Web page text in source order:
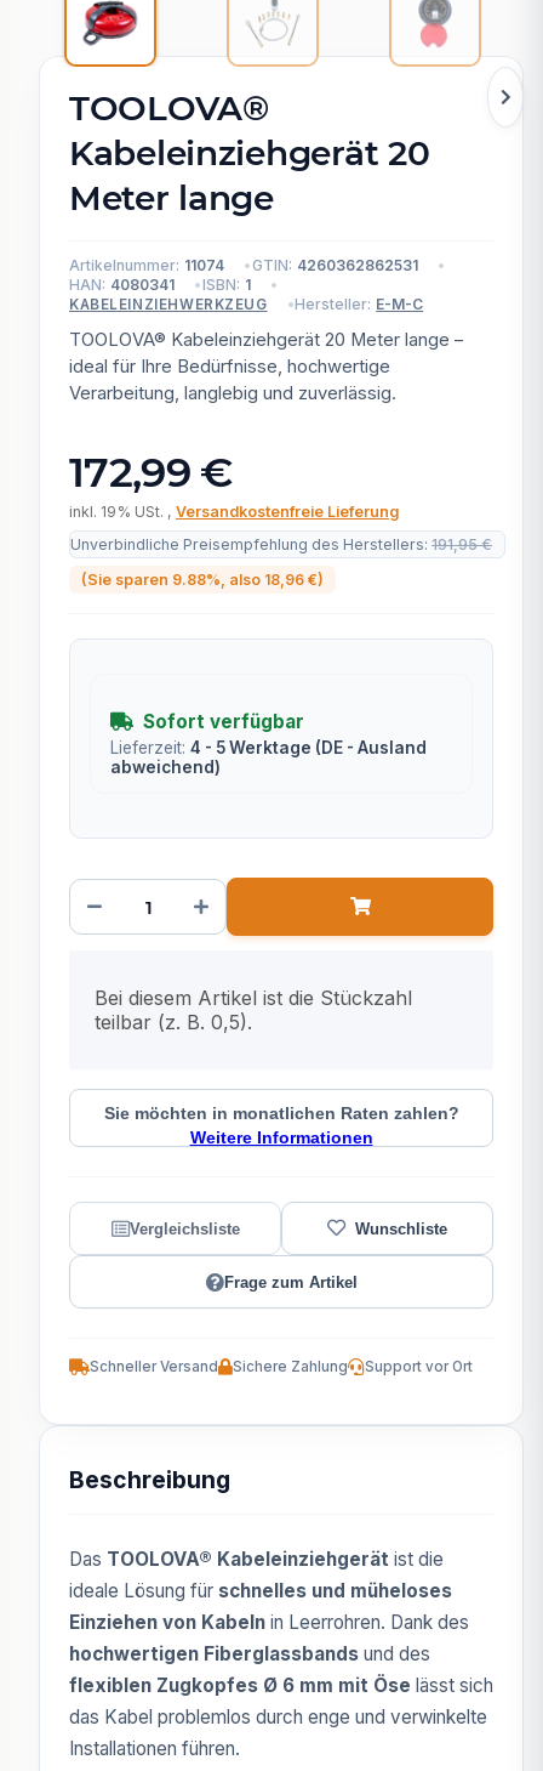
TOOLOVA®
Kabeleinziehgerät 20
Meter lange
Artikelnummer: 11074 GTIN: 4260362862531
HAN: 4080341 ISBN: 1
KABELEINZIEHWERKZEUG Hersteller: E-M-C
TOOLOVA® Kabeleinziehgerät 20 Meter lange –
ideal für Ihre Bedürfnisse, hochwertige
Verarbeitung, langlebig und zuverlässig.
172,99 €
inkl. 19% USt. , Versandkostenfreie Lieferung
Unverbindliche Preisempfehlung des Herstellers: 191,95 €
(Sie sparen 9.88%, also 18,96 €)
Sofort verfügbar
Lieferzeit: 4 - 5 Werktage (DE - Ausland
abweichend)
Bei diesem Artikel ist die Stückzahl
teilbar (z. B. 0,5).
Sie möchten in monatlichen Raten zahlen?
Weitere Informationen
Frage zum Artikel
Schneller Versand Sichere Zahlung Support vor Ort
Beschreibung
Das TOOLOVA® Kabeleinziehgerät ist die
ideale Lösung für schnelles und müheloses
Einziehen von Kabeln in Leerrohren. Dank des
hochwertigen Fiberglassbands und des
flexiblen Zugkopfes Ø 6 mm mit Öse lässt sich
das Kabel problemlos durch enge und verwinkelte
Installationen führen.